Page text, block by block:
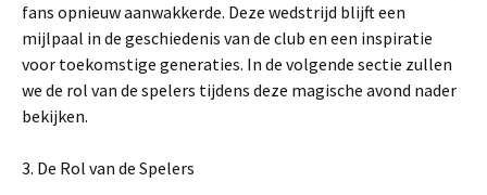
fans opnieuw aanwakkerde. Deze wedstrijd blijft een
mijlpaal in de geschiedenis van de club en een inspiratie
voor toekomstige generaties. In de volgende sectie zullen
we de rol van de spelers tijdens deze magische avond nader
bekijken.
3. De Rol van de Spelers